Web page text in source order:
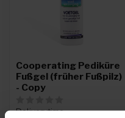
Cooperating Pediküre
Fußgel (früher Fußpilz)
- Copy
Deliverytime